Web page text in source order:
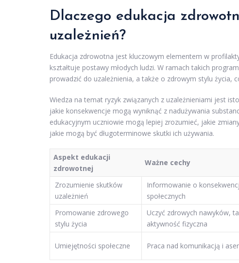
Dlaczego edukacja
uzależnień?
Edukacja zdrowotna jest kluczowym elementem w
kształtuje postawy młodych ludzi. W ramach takich
prowadzić do uzależnienia, a także o zdrowym stylu życia,
Wiedza na temat ryzyk związanych z uzależnieniami jest
jakie konsekwencje mogą wyniknąć z nadużywania
edukacyjnym uczniowie mogą lepiej zrozumieć, jakie
jakie mogą być długoterminowe skutki ich używania.
Aspekt edukacji
zdrowotnej
Ważne cechy
Zrozumienie skutków
uzależnień
Informowanie o
społecznych
Promowanie zdrowego
stylu życia
Uczyć zdrowych nawyków,
aktywność fizyczna
Umiejętności społeczne Praca nad komunikacją i